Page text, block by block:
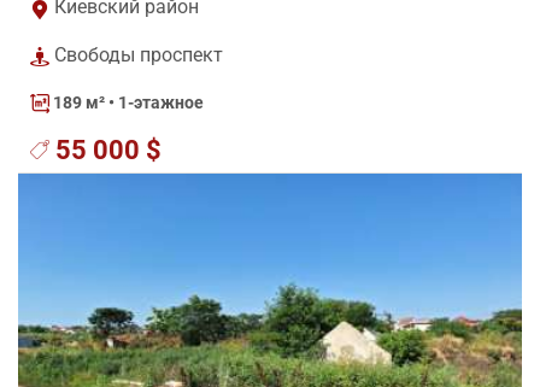
Киевский район
Свободы проспект
189 м² • 1-этажное
55 000 $